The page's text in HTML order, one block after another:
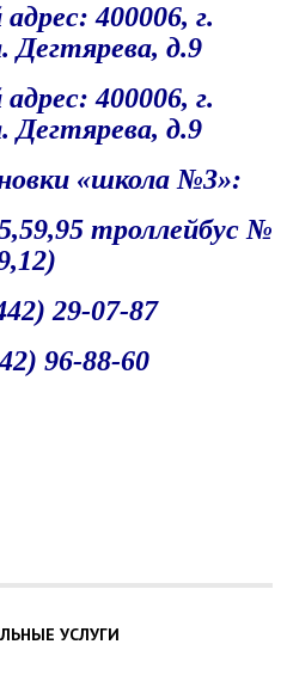
400006, г.
Дегтярева, д.9
: 400006, г.
Дегтярева, д.9
«школа №3»:
троллейбус №
29-07-87
96-88-60
УСЛУГИ